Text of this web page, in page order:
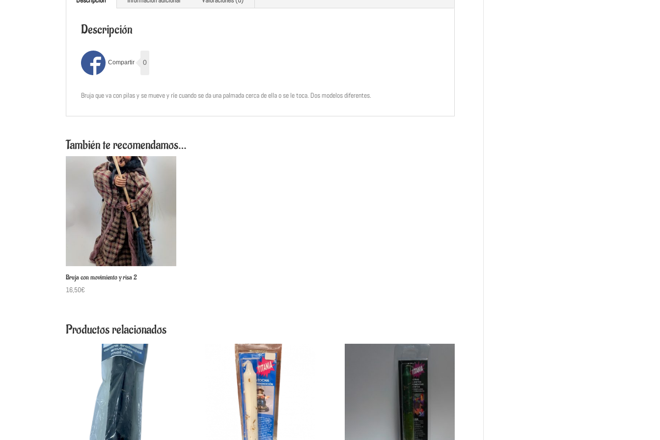
Descripción
0
Bruja que va con pilas y se mueve y ríe cuando se da una palmada cerca de ella o se le toca. Dos modelos diferentes.
También te recomendamos…
Bruja con movimiento y risa 2
16,50€
Productos relacionados